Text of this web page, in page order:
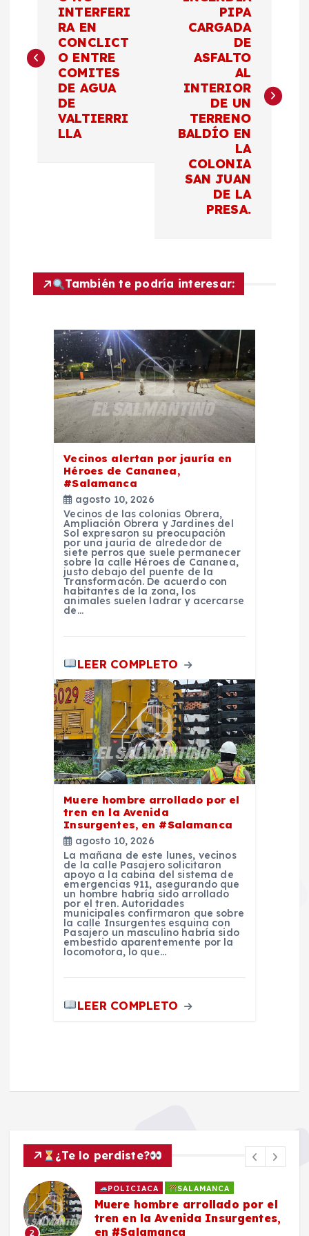
e
n
INTERFERI
RA EN
CONCLICT
O ENTRE
COMITES
DE AGUA
DE
VALTIERRI
LLA
PIPA
CARGADA
DE
ASFALTO
AL
INTERIOR
DE UN
TERRENO
BALDÍO EN
LA
COLONIA
SAN JUAN
DE LA
PRESA.
También te podría interesar:
Vecinos alertan por jauría en
Héroes de Cananea,
#Salamanca
agosto 10, 2026
Vecinos de las colonias Obrera,
Ampliación Obrera y Jardines del
Sol expresaron su preocupación
por una jauría de alrededor de
siete perros que suele permanecer
sobre la calle Héroes de Cananea,
justo debajo del puente de la
Transformacón. De acuerdo con
habitantes de la zona, los
animales suelen ladrar y acercarse
de…
LEER COMPLETO
Muere hombre arrollado por el
tren en la Avenida
Insurgentes, en #Salamanca
agosto 10, 2026
La mañana de este lunes, vecinos
de la calle Pasajero solicitaron
apoyo a la cabina del sistema de
emergencias 911, asegurando que
un hombre habría sido arrollado
por el tren. Autoridades
municipales confirmaron que sobre
la calle Insurgentes esquina con
Pasajero un masculino habría sido
embestido aparentemente por la
locomotora, lo que…
LEER COMPLETO
¿Te lo perdiste?
2
POLICIACA SALAMANCA
Muere hombre arrollado por el
tren en la Avenida Insurgentes,
en #Salamanca